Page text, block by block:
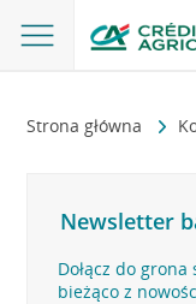
Strona główna
Newsletter
Dołącz do
bieżąco z